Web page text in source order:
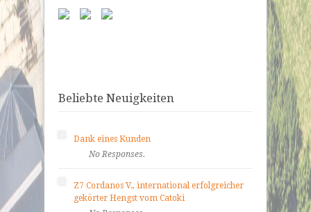
Beliebte Neuigkeiten
Dank eines Kunden
No Responses.
Z7 Cordanos V., international erfolgreicher
gekörter Hengst vom Catoki